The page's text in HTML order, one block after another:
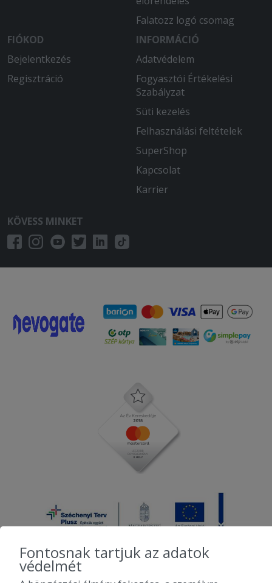
Falatozz logó csomag
FIÓKOD
Bejelentkezés
Regisztráció
INFORMÁCIÓ
Adatvédelem
Fogyasztói Értékelési
Szabályzat
Süti kezelés
Felhasználási feltételek
SuperShop
Kapcsolat
Karrier
KÖVESS MINKET
Fontosnak tartjuk az adatok
védelmét